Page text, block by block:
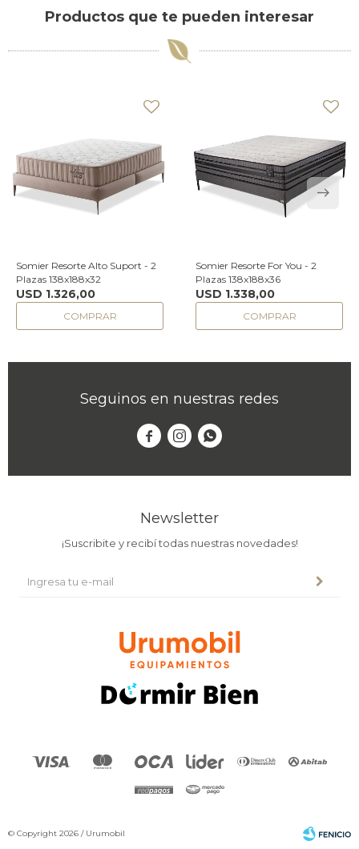
Productos que te pueden interesar
Somier Resorte Alto Suport - 2
Plazas 138x188x32
USD 1.326,00
Somier Resorte For You - 2
Plazas 138x188x36
USD 1.338,00
Seguinos en nuestras redes
  
Newsletter
¡Suscribite y recibí todas nuestras novedades!
© Copyright 2026 / Urumobil